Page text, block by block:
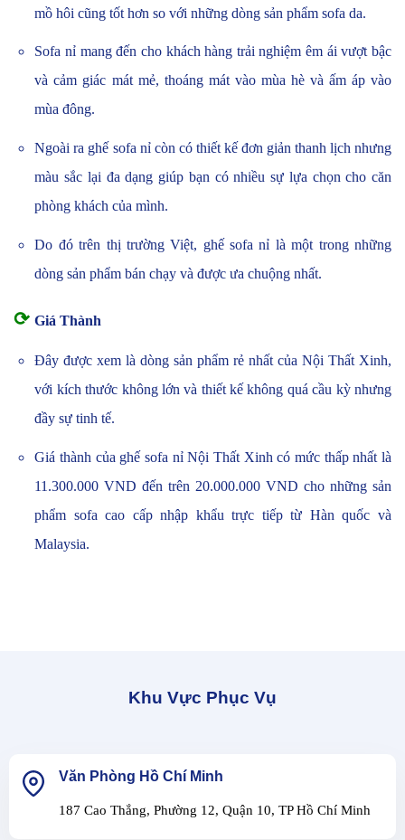
mồ hôi cũng tốt hơn so với những dòng sản phẩm sofa da.
Sofa nỉ mang đến cho khách hàng trải nghiệm êm ái vượt bậc
và cảm giác mát mẻ, thoáng mát vào mùa hè và ấm áp vào
mùa đông.
Ngoài ra ghế sofa nỉ còn có thiết kế đơn giản thanh lịch nhưng
màu sắc lại đa dạng giúp bạn có nhiều sự lựa chọn cho căn
phòng khách của mình.
Do đó trên thị trường Việt, ghế sofa nỉ là một trong những
dòng sản phẩm bán chạy và được ưa chuộng nhất.
⟳ Giá Thành
Đây được xem là dòng sản phẩm rẻ nhất của Nội Thất Xinh,
với kích thước không lớn và thiết kế không quá cầu kỳ nhưng
đầy sự tinh tế.
Giá thành của ghế sofa nỉ Nội Thất Xinh có mức thấp nhất là
11.300.000 VND đến trên 20.000.000 VND cho những sản
phẩm sofa cao cấp nhập khẩu trực tiếp từ Hàn quốc và
Malaysia.
Khu Vực Phục Vụ
Văn Phòng Hồ Chí Minh
187 Cao Thắng, Phường 12, Quận 10, TP Hồ Chí Minh